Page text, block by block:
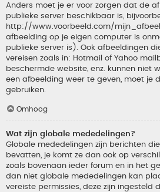
Anders moet je er voor zorgen dat de
publieke server beschikbaar is,
http://www.voorbeeld.com/
afbeelding op je eigen computer is
publieke server is). Ook afbeeldingen
vereisen zoals in: Hotmail of Yahoo
beschermde website, enz. kunnen niet
een afbeelding weer te geven, moet je
gebruiken.
Omhoog
Wat zijn globale mededelingen?
Globale mededelingen zijn berichten
bevatten, je komt ze dan ook op
zoals bovenaan ieder forum en in het
dan niet globale mededelingen kan
vereiste permissies, deze zijn ingesteld